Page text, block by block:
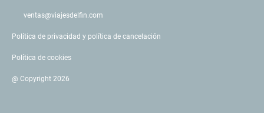
ventas@viajesdelfin.com
Política de privacidad y política de cancelación
Política de cookies
@ Copyright 2026